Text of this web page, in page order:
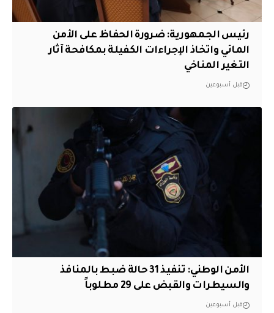
رئيس الجمهورية: ضرورة الحفاظ على الأمن
المائي واتخاذ الإجراءات الكفيلة بمكافحة آثار
التغير المناخي
قبل أسبوعين
الأمن الوطني: تنفيذ 31 حالة ضبط بالمنافذ
والسيطرات والقبض على 29 مطلوباً
قبل أسبوعين